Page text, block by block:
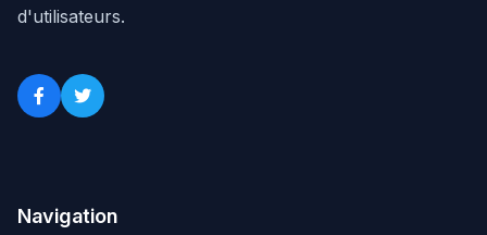
d'utilisateurs.
Navigation